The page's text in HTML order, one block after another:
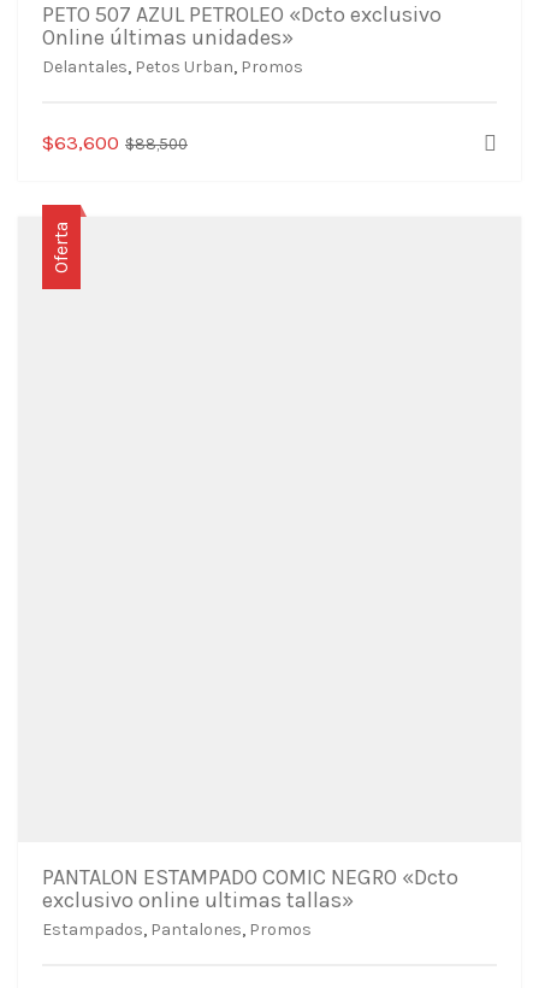
PETO 507 AZUL PETROLEO «Dcto exclusivo
Online últimas unidades»
Delantales, Petos Urban, Promos
$88,500El
$63,600
El
Oferta
PANTALON ESTAMPADO COMIC NEGRO «Dcto
exclusivo online ultimas tallas»
Estampados, Pantalones, Promos